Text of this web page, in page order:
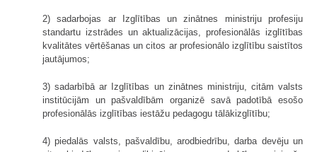
2) sadarbojas ar Izglītības un zinātnes ministriju profesiju
standartu izstrādes un aktualizācijas, profesionālās izglītības
kvalitātes vērtēšanas un citos ar profesionālo izglītību saistītos
jautājumos;
3) sadarbībā ar Izglītības un zinātnes ministriju, citām valsts
institūcijām un pašvaldībām organizē savā padotībā esošo
profesionālās izglītības iestāžu pedagogu tālākizglītību;
4) piedalās valsts, pašvaldību, arodbiedrību, darba devēju un